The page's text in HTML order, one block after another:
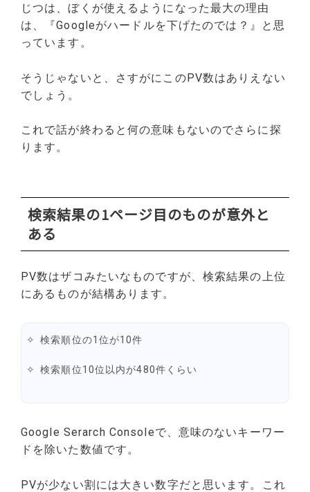
じつは、ぼくが使えるようになった最大の理由
は、『Googleがハードルを下げたのでは？』と思
っています。
そうじゃないと、さすがにこのPV数はありえない
でしょう。
これで話が終わると何の意味もないのでさらに探
ります。
検索結果の1ページ目のものが意外と
ある
PV数はザコみたいなものですが、検索結果の上位
にあるものが結構あります。
検索順位の1位が10件
検索順位10位以内が480件くらい
Google Serarch Consoleで、意味のないキーワー
ドを除いた数値です。
PVが少ない割には大きい数字だと思います。これ